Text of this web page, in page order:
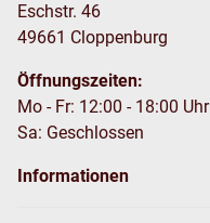
Eschstr. 46
49661 Cloppenburg
Öffnungszeiten:
Mo - Fr: 12:00 - 18:00 Uhr
Sa: Geschlossen
Informationen